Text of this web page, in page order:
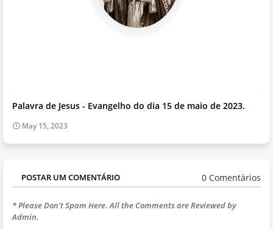
Palavra de Jesus - Evangelho do dia 15 de maio de 2023.
May 15, 2023
POSTAR UM COMENTÁRIO 0 Comentários
* Please Don't Spam Here. All the Comments are Reviewed by
Admin.